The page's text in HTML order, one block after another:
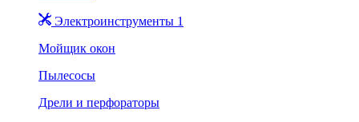
Электроинструменты 1
Мойщик окон
Пылесосы
Дрели и перфораторы